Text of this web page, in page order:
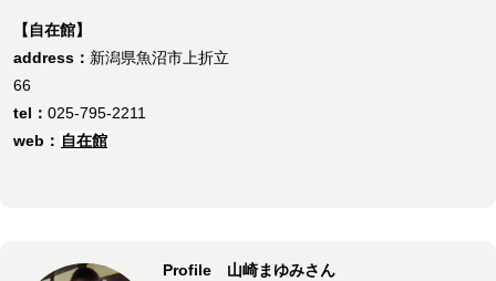
【自在館】
address： 新潟県魚沼市上折立
66
tel： 025-795-2211
web： 自在館
Profile 山崎まゆみさん